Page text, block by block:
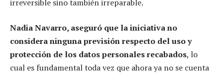
irreversible sino también irreparable.
Nadia Navarro, aseguró que la iniciativa no
considera ninguna previsión respecto del uso y
protección de los datos personales recabados, lo
cual es fundamental toda vez que ahora ya no se cuenta